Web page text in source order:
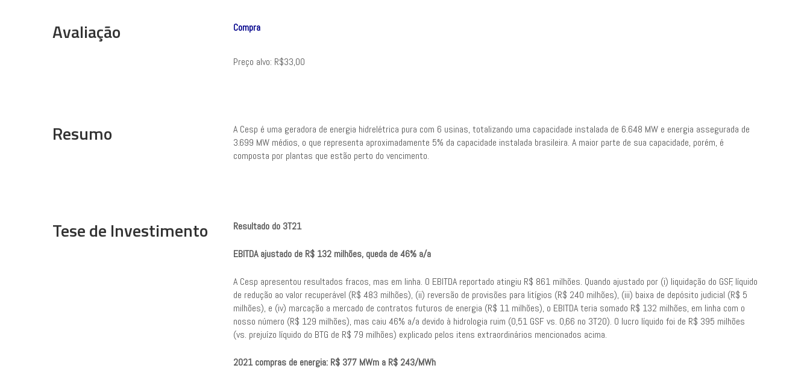
Avaliação Compra
Preço alvo: R$33,00
Resumo
A Cesp é uma geradora de energia hidrelétrica pura com 6 usinas, totalizando uma capacidade instalada de 6.648 MW e energia assegurada de
3.699 MW médios, o que representa aproximadamente 5% da capacidade instalada brasileira. A maior parte de sua capacidade, porém, é
composta por plantas que estão perto do vencimento.
Tese de Investimento Resultado do 3T21
EBITDA ajustado de R$ 132 milhões, queda de 46% a/a
A Cesp apresentou resultados fracos, mas em linha. O EBITDA reportado atingiu R$ 861 milhões. Quando ajustado por (i) liquidação do GSF, líquido
de redução ao valor recuperável (R$ 483 milhões), (ii) reversão de provisões para litígios (R$ 240 milhões), (iii) baixa de depósito judicial (R$ 5
milhões), e (iv) marcação a mercado de contratos futuros de energia (R$ 11 milhões), o EBITDA teria somado R$ 132 milhões, em linha com o
nosso número (R$ 129 milhões), mas caiu 46% a/a devido à hidrologia ruim (0,51 GSF vs. 0,66 no 3T20). O lucro líquido foi de R$ 395 milhões
(vs. prejuízo líquido do BTG de R$ 79 milhões) explicado pelos itens extraordinários mencionados acima.
2021 compras de energia: R$ 377 MWm a R$ 243/MWh